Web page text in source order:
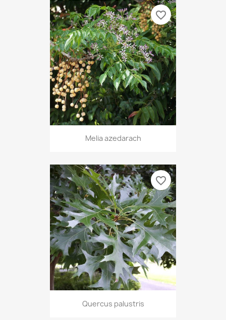
Melia azedarach
favorite_border
Quercus palustris
favorite_border